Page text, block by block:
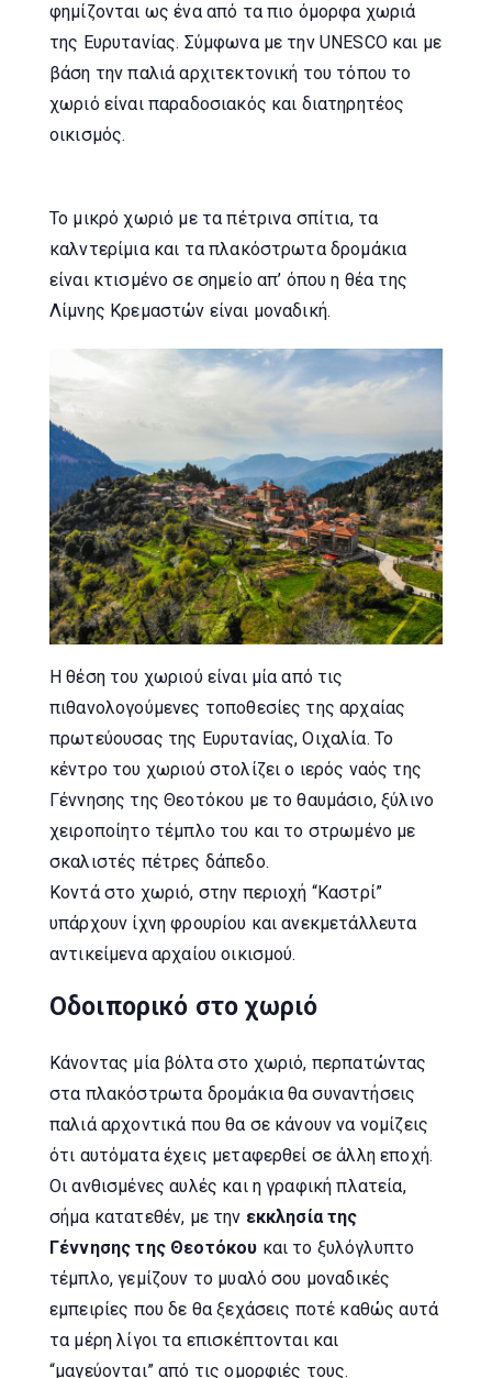
φημίζονται ως ένα από τα πιο όμορφα χωριά
της Ευρυτανίας. Σύμφωνα με την UNESCO και με
βάση την παλιά αρχιτεκτονική του τόπου το
χωριό είναι παραδοσιακός και διατηρητέος
οικισμός.
Το μικρό χωριό με τα πέτρινα σπίτια, τα
καλντερίμια και τα πλακόστρωτα δρομάκια
είναι κτισμένο σε σημείο απ’ όπου η θέα της
Λίμνης Κρεμαστών είναι μοναδική.
Η θέση του χωριού είναι μία από τις
πιθανολογούμενες τοποθεσίες της αρχαίας
πρωτεύουσας της Ευρυτανίας, Οιχαλία. Το
κέντρο του χωριού στολίζει ο ιερός ναός της
Γέννησης της Θεοτόκου με το θαυμάσιο, ξύλινο
χειροποίητο τέμπλο του και το στρωμένο με
σκαλιστές πέτρες δάπεδο.
Κοντά στο χωριό, στην περιοχή “Καστρί”
υπάρχουν ίχνη φρουρίου και ανεκμετάλλευτα
αντικείμενα αρχαίου οικισμού.
Οδοιπορικό στο χωριό
Κάνοντας μία βόλτα στο χωριό, περπατώντας
στα πλακόστρωτα δρομάκια θα συναντήσεις
παλιά αρχοντικά που θα σε κάνουν να νομίζεις
ότι αυτόματα έχεις μεταφερθεί σε άλλη εποχή.
Οι ανθισμένες αυλές και η γραφική πλατεία,
σήμα κατατεθέν, με την εκκλησία της
Γέννησης της Θεοτόκου και το ξυλόγλυπτο
τέμπλο, γεμίζουν το μυαλό σου μοναδικές
εμπειρίες που δε θα ξεχάσεις ποτέ καθώς αυτά
τα μέρη λίγοι τα επισκέπτονται και
“μαγεύονται” από τις ομορφιές τους.